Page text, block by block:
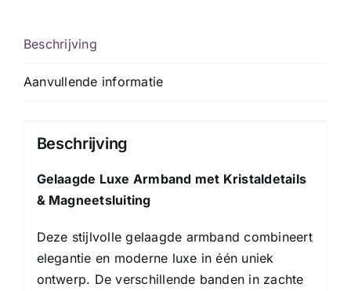
Beschrijving
Aanvullende informatie
Beschrijving
Gelaagde Luxe Armband met Kristaldetails
& Magneetsluiting
Deze stijlvolle gelaagde armband combineert
elegantie en moderne luxe in één uniek
ontwerp. De verschillende banden in zachte